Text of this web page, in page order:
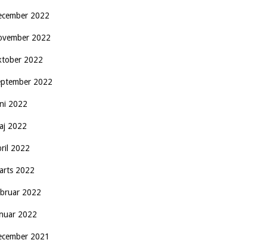
2022
2022
2022
2022
2022
2022
2022
2022
2022
2022
2021